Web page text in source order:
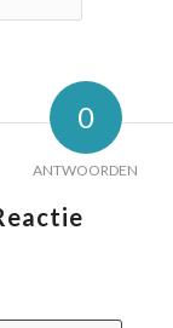
0
ANTWOORDEN